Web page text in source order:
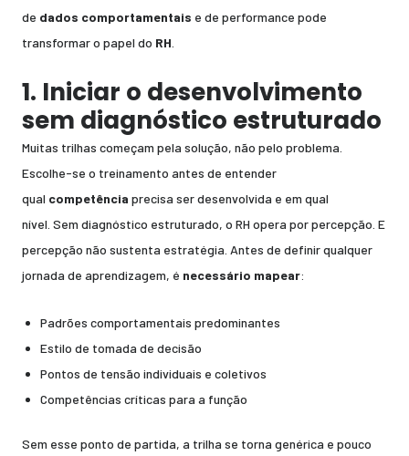
de dados comportamentais e de performance pode
transformar o papel do RH
1. Iniciar o desenvolvimento
sem diagnóstico estruturado
Muitas trilhas começam pela solução, não pelo problema.
Escolhe-se o treinamento antes de entender
qual competência precisa ser desenvolvida e em qual
nível. Sem diagnóstico estruturado, o RH opera por percepção. E
percepção não sustenta estratégia. Antes de definir qualquer
jornada de aprendizagem, é necessário mapear:
Padrões comportamentais predominantes
Estilo de tomada de decisão
Pontos de tensão individuais e coletivos
Competências críticas para a função
Sem esse ponto de partida, a trilha se torna genérica e pouco